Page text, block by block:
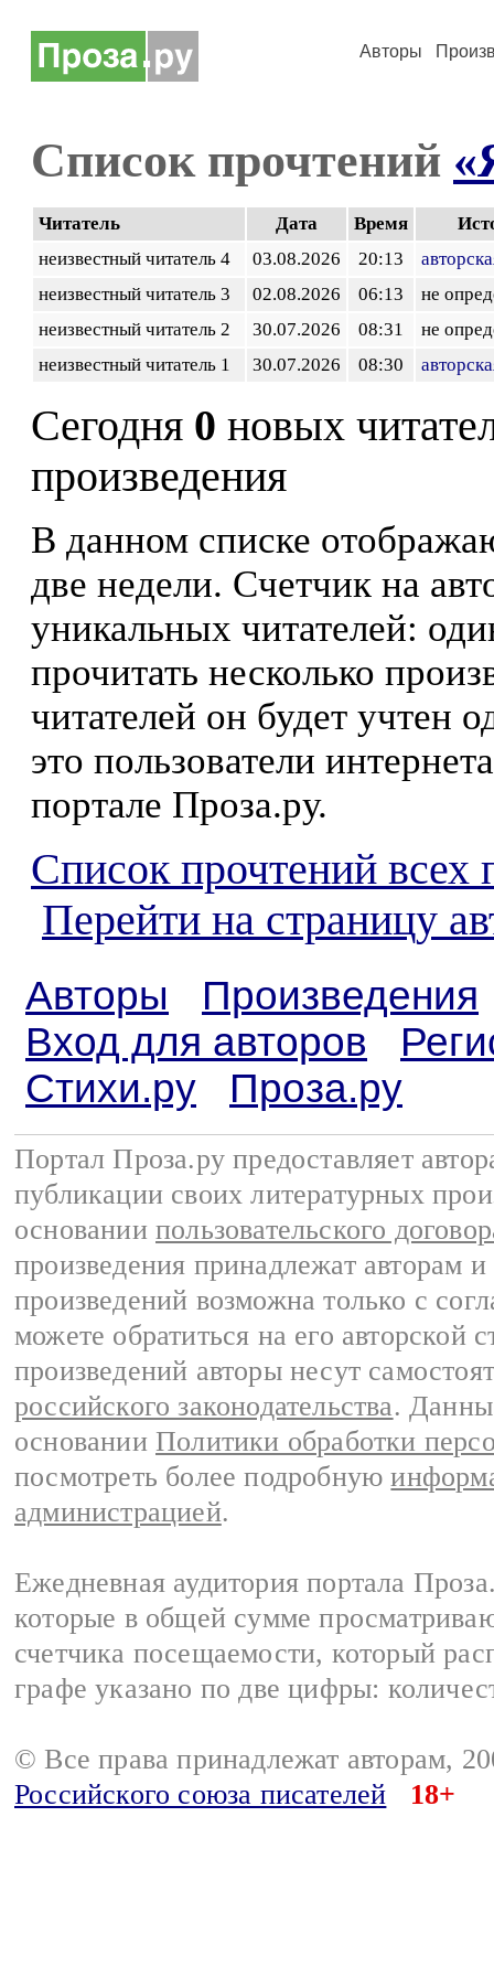
Авторы
Список прочтений
Читатель Дата Время
неизвестный читатель 4
03.08.2026 20:13
неизвестный читатель 3
02.08.2026 06:13
не
неизвестный читатель 2
30.07.2026 08:31
не
неизвестный читатель 1
30.07.2026 08:30
Сегодня 0 новых
произведения
В данном списке
две недели. Счетчик на
уникальных читателей:
прочитать несколько
читателей он будет учтен
это пользователи
портале Проза.ру.
Список прочтений всех
Перейти на страницу
Авторы
Произведения
Вход для авторов
Стихи.ру
Проза.ру
Портал Проза.ру предоставляет
публикации своих литературных
основании пользовательского
произведения принадлежат авторам
произведений возможна только с
можете обратиться на его авторской
произведений авторы несут
российского законодательства.
основании Политики обработки
посмотреть более подробную
администрацией.
Ежедневная аудитория портала
которые в общей сумме
счетчика посещаемости, который
графе указано по две цифры:
© Все права принадлежат авторам,
Российского союза писателей
18+